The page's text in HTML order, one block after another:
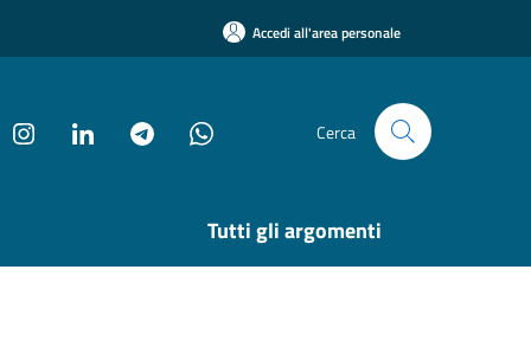
Accedi all'area personale
Cerca
Tutti gli argomenti